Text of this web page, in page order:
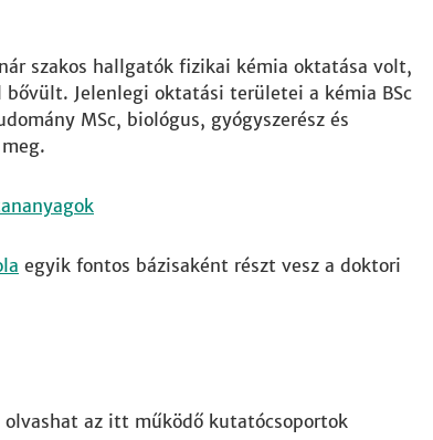
szakos hallgatók fizikai kémia oktatása volt,
Jelenlegi oktatási területei a kémia BSc
MSc, biológus, gyógyszerész és
egyik fontos bázisaként részt vesz a doktori
az itt működő kutatócsoportok